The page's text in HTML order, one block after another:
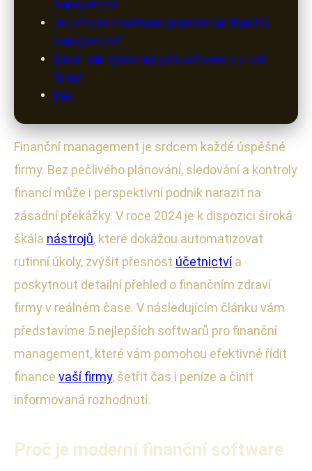
management
Jak efektivní software promění váš finanční
management?
Závěr: Jak vybrat nejlepší software pro vaši
firmu?
FAQ
Finanční management je srdcem každé úspěšné
firmy. Bez pečlivého plánování, sledování a kontroly
financí může i perspektivní podnik narazit na
zásadní překážky. V roce 2024 je k dispozici široká
škála nástrojů, které dokážou automatizovat
rutinní úkoly, zvýšit přesnost účetnictvía
poskytnout detailní přehled o finančním zdraví
firmy v reálném čase. V následujícím článku vám
představíme 5 nejlepších softwarů pro finanční
management, které vám pomohou efektivně řídit
finance vaší firmy, šetřit čas i peníze a činit
informovaná rozhodnutí.
Proč je moderní finanční software